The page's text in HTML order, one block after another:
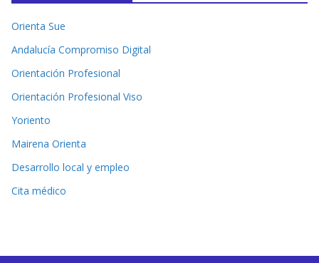
Orienta Sue
Andalucía Compromiso Digital
Orientación Profesional
Orientación Profesional Viso
Yoriento
Mairena Orienta
Desarrollo local y empleo
Cita médico